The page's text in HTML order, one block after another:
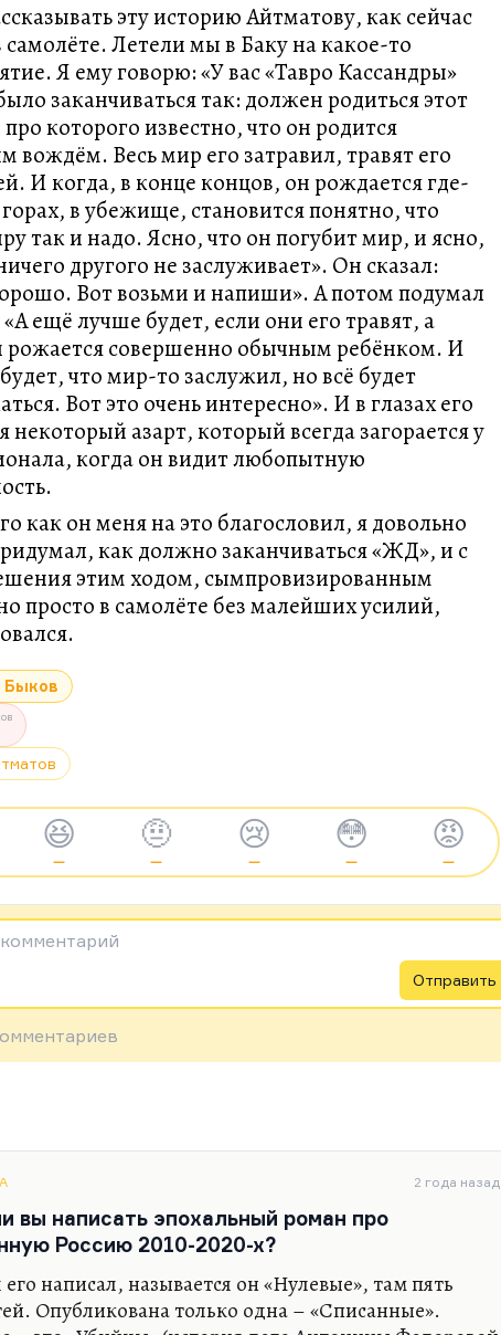
эту историю Айтматову, как сейчас
Летели мы в Баку на какое-то
Я ему говорю: «У вас «Тавро Кассандры»
заканчиваться так: должен родиться этот
которого известно, что он родится
вождём. Весь мир его затравил, травят его
И когда, в конце концов, он рождается где-
в убежище, становится понятно, что
так и надо. Ясно, что он погубит мир, и ясно,
другого не заслуживает». Он сказал:
Вот возьми и напиши». А потом подумал
«А ещё лучше будет, если они его травят, а
рожается совершенно обычным ребёнком. И
что мир-то заслужил, но всё будет
Вот это очень интересно». И в глазах его
некоторый азарт, который всегда загорается у
когда он видит любопытную
как он меня на это благословил, я довольно
как должно заканчиваться «ЖД», и с
этим ходом, сымпровизированным
просто в самолёте без малейших усилий,
Быков
😆
—
🤨
—
😢
—
😳
—
😡
—
Отправить
2 года назад
вы написать эпохальный роман про
Россию 2010-2020-х?
его написал, называется он «Нулевые», там пять
Опубликована только одна – «Списанные».